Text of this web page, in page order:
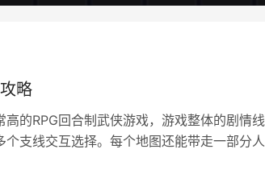
略
的RPG回合制武侠游戏，游戏整体的剧情
个支线交互选择。每个地图还能带走一部分